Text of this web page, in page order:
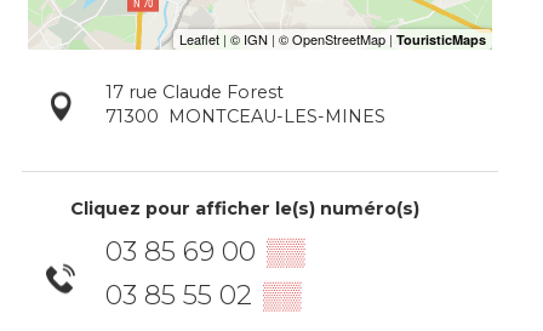
17 rue Claude Forest
71300
MONTCEAU-LES-MINES
Cliquez pour afficher le(s) numéro(s)
03 85 69 00 ▒▒
03 85 55 02 ▒▒